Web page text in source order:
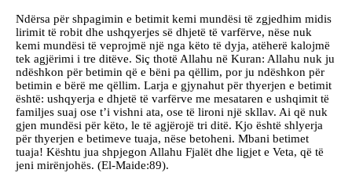
Ndërsa për shpagimin e betimit kemi mundësi të zgjedhim midis
lirimit të robit dhe ushqyerjes së dhjetë të varfërve, nëse nuk
kemi mundësi të veprojmë një nga këto të dyja, atëherë kalojmë
tek agjërimi i tre ditëve. Siç thotë Allahu në Kuran: Allahu nuk ju
ndëshkon për betimin që e bëni pa qëllim, por ju ndëshkon për
betimin e bërë me qëllim. Larja e gjynahut për thyerjen e betimit
është: ushqyerja e dhjetë të varfërve me mesataren e ushqimit të
familjes suaj ose t’i vishni ata, ose të lironi një skllav. Ai që nuk
gjen mundësi për këto, le të agjërojë tri ditë. Kjo është shlyerja
për thyerjen e betimeve tuaja, nëse betoheni. Mbani betimet
tuaja! Kështu jua shpjegon Allahu Fjalët dhe ligjet e Veta, që të
jeni mirënjohës. (El-Maide:89).